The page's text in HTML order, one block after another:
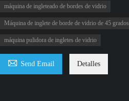
máquina de ingleteado de bordes de vidrio
Máquina de inglete de borde de vidrio de 45 grados
máquina pulidora de ingletes de vidrio
 Send Email Detalles